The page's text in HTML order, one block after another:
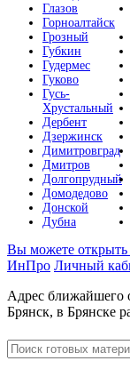
Глазов
Горноалтайск
Грозный
Губкин
Гудермес
Гуково
Гусь-
Хрустальный
Дербент
Дзержинск
Димитровград
Дмитров
Долгопрудный
Домодедово
Донской
Дубна
Вы можете
ИнПро Личный
Адрес ближайшего
Брянск, в Брянске